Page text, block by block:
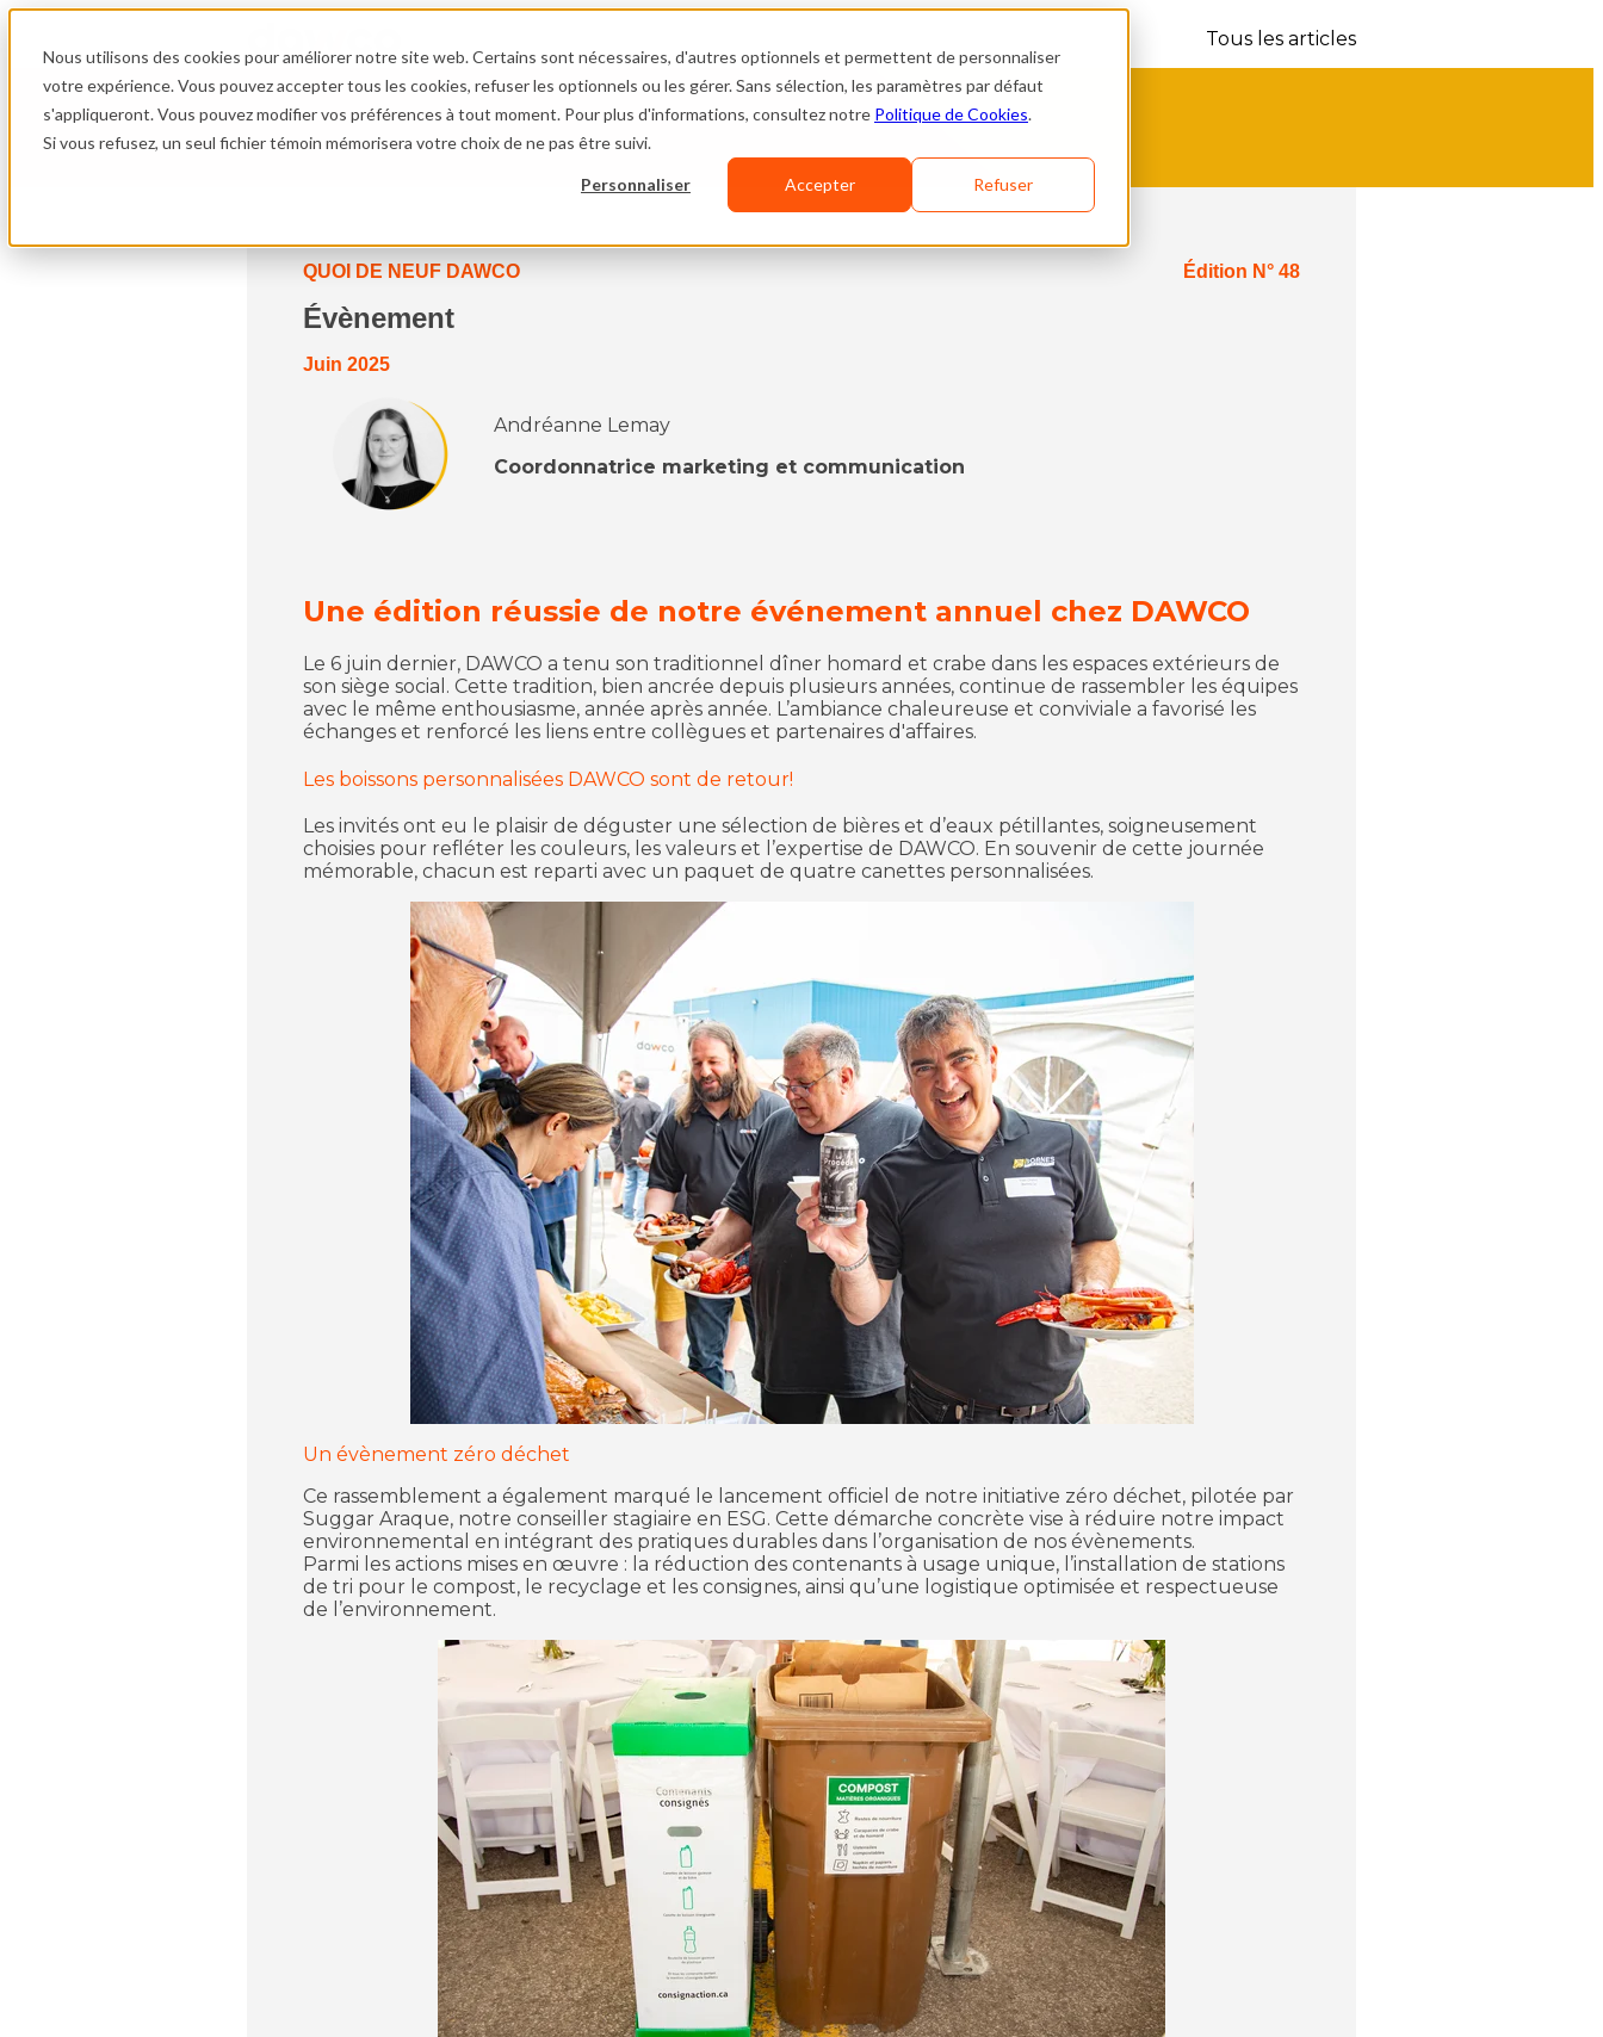
Nous utilisons des cookies pour améliorer notre site web. Certains sont nécessaires, d'autres optionnels et permettent de personnaliser
votre expérience. Vous pouvez accepter tous les cookies, refuser les optionnels ou les gérer. Sans sélection, les paramètres par défaut
s'appliqueront. Vous pouvez modifier vos préférences à tout moment. Pour plus d'informations, consultez notre Politique de Cookies.
Si vous refusez, un seul fichier témoin mémorisera votre choix de ne pas être suivi.
Personnaliser Accepter Refuser
Tous les articles
QUOI DE NEUF DAWCO Édition N° 48
Évènement
Juin 2025
Andréanne Lemay
Coordonnatrice marketing et communication
Une édition réussie de notre événement annuel chez DAWCO
Le 6 juin dernier, DAWCO a tenu son traditionnel dîner homard et crabe dans les espaces extérieurs de
son siège social. Cette tradition, bien ancrée depuis plusieurs années, continue de rassembler les équipes
avec le même enthousiasme, année après année. L’ambiance chaleureuse et conviviale a favorisé les
échanges et renforcé les liens entre collègues et partenaires d'affaires.
Les boissons personnalisées DAWCO sont de retour!
Les invités ont eu le plaisir de déguster une sélection de bières et d’eaux pétillantes, soigneusement
choisies pour refléter les couleurs, les valeurs et l’expertise de DAWCO. En souvenir de cette journée
mémorable, chacun est reparti avec un paquet de quatre canettes personnalisées.
Un évènement zéro déchet
Ce rassemblement a également marqué le lancement officiel de notre initiative zéro déchet, pilotée par
Suggar Araque, notre conseiller stagiaire en ESG. Cette démarche concrète vise à réduire notre impact
environnemental en intégrant des pratiques durables dans l’organisation de nos évènements.
Parmi les actions mises en œuvre : la réduction des contenants à usage unique, l’installation de stations
de tri pour le compost, le recyclage et les consignes, ainsi qu’une logistique optimisée et respectueuse
de l’environnement.